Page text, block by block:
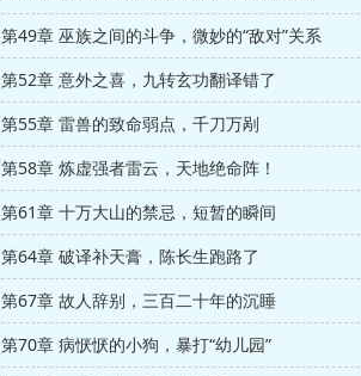
第49章 巫族之间的斗争，微妙的“敌对”关系
第52章 意外之喜，九转玄功翻译错了
第55章 雷兽的致命弱点，千刀万剐
第58章 炼虚强者雷云，天地绝命阵！
第61章 十万大山的禁忌，短暂的瞬间
第64章 破译补天膏，陈长生跑路了
第67章 故人辞别，三百二十年的沉睡
第70章 病恹恹的小狗，暴打“幼儿园”